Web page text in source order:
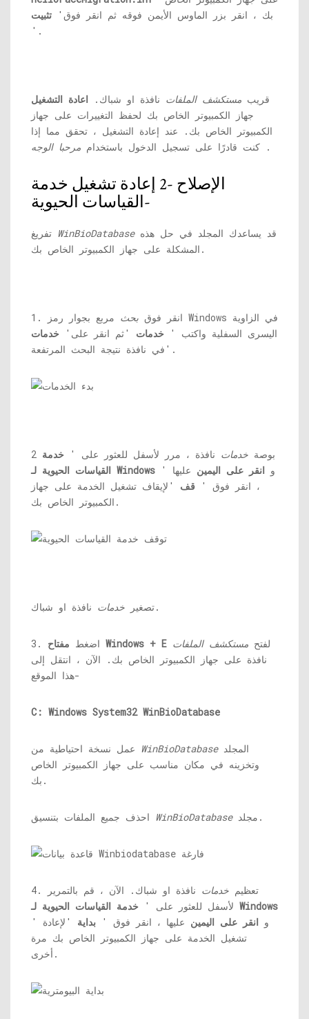
بك ، انقر بزر الماوس الأيمن فوقه ثم انقر فوق' تثبيت
'.
قريب مستكشف الملفات نافذة او شباك. اعادة التشغيل
جهاز الكمبيوتر الخاص بك لحفظ التغييرات على جهاز
الكمبيوتر الخاص بك. عند إعادة التشغيل ، تحقق مما إذا
كنت قادرًا على تسجيل الدخول باستخدام مرحبا الوجه .
الإصلاح -2 إعادة تشغيل خدمة
القياسات الحيوية-
WinBioDatabaseقد يساعدك المجلد في حل هذه
المشكلة على جهاز الكمبيوتر الخاص بك.
1. انقر فوق بحث مربع بجوار رمز Windows في الزاوية
اليسرى السفلية واكتب ' خدمات 'ثم انقر على' خدمات
'في نافذة نتيجة البحث المرتفعة.
2 بوصة خدمات نافذة ، مرر لأسفل للعثور على ' خدمة
القياسات الحيوية لـ Windows
' و انقر على اليمين عليها
، انقر فوق ' قف 'لإيقاف تشغيل الخدمة على جهاز
الكمبيوتر الخاص بك.
تصغير خدمات نافذة او شباك.
3. اضغط مفتاح Windows + E لفتح مستكشف الملفات
نافذة على جهاز الكمبيوتر الخاص بك. الآن ، انتقل إلى
هذا الموقع-
C: Windows System32 WinBioDatabase
WinBioDatabaseالمجلد
وتخزينه في مكان مناسب على جهاز الكمبيوتر الخاص
بك.
WinBioDatabase مجلد.
4. تعظيم خدمات نافذة او شباك. الآن ، قم بالتمرير
لأسفل للعثور على ' خدمة القياسات الحيوية لـ Windows
' و انقر على اليمين عليها ، انقر فوق ' بداية 'لإعادة
تشغيل الخدمة على جهاز الكمبيوتر الخاص بك مرة
أخرى.